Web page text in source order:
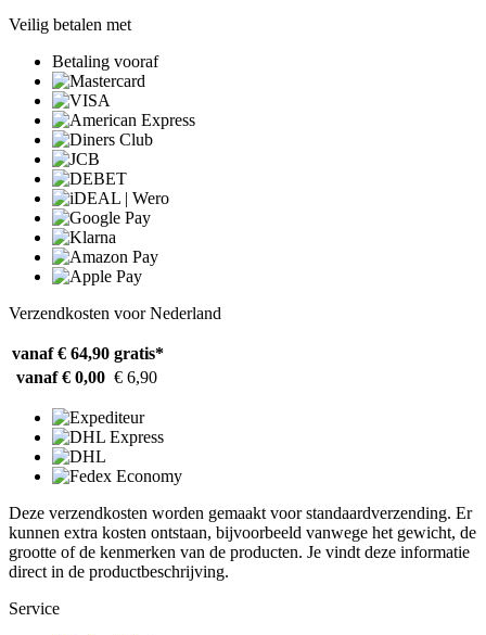
Veilig betalen met
Betaling vooraf
Verzendkosten voor Nederland
vanaf € 64,90 gratis*
vanaf € 0,00 € 6,90
Deze verzendkosten worden gemaakt voor standaardverzending. Er
kunnen extra kosten ontstaan, bijvoorbeeld vanwege het gewicht, de
grootte of de kenmerken van de producten. Je vindt deze informatie
direct in de productbeschrijving.
Service